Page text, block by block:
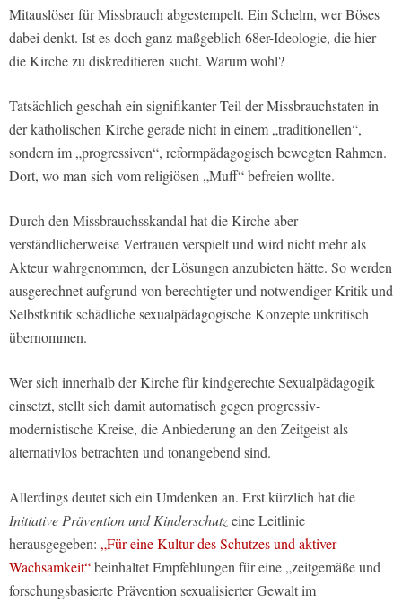
Mitauslöser für Missbrauch abgestempelt. Ein Schelm, wer Böses
dabei denkt. Ist es doch ganz maßgeblich 68er-Ideologie, die hier
die Kirche zu diskreditieren sucht. Warum wohl?
Tatsächlich geschah ein signifikanter Teil der Missbrauchstaten in
der katholischen Kirche gerade nicht in einem „traditionellen“,
sondern im „progressiven“, reformpädagogisch bewegten Rahmen.
Dort, wo man sich vom religiösen „Muff“ befreien wollte.
Durch den Missbrauchsskandal hat die Kirche aber
verständlicherweise Vertrauen verspielt und wird nicht mehr als
Akteur wahrgenommen, der Lösungen anzubieten hätte. So werden
ausgerechnet aufgrund von berechtigter und notwendiger Kritik und
Selbstkritik schädliche sexualpädagogische Konzepte unkritisch
übernommen.
Wer sich innerhalb der Kirche für kindgerechte Sexualpädagogik
einsetzt, stellt sich damit automatisch gegen progressiv-
modernistische Kreise, die Anbiederung an den Zeitgeist als
alternativlos betrachten und tonangebend sind.
Allerdings deutet sich ein Umdenken an. Erst kürzlich hat die
Initiative Prävention und Kinderschutzeine Leitlinie
herausgegeben: „Für eine Kultur des Schutzes und aktiver
Wachsamkeit“beinhaltet Empfehlungen für eine „zeitgemäße und
forschungsbasierte Prävention sexualisierter Gewalt im